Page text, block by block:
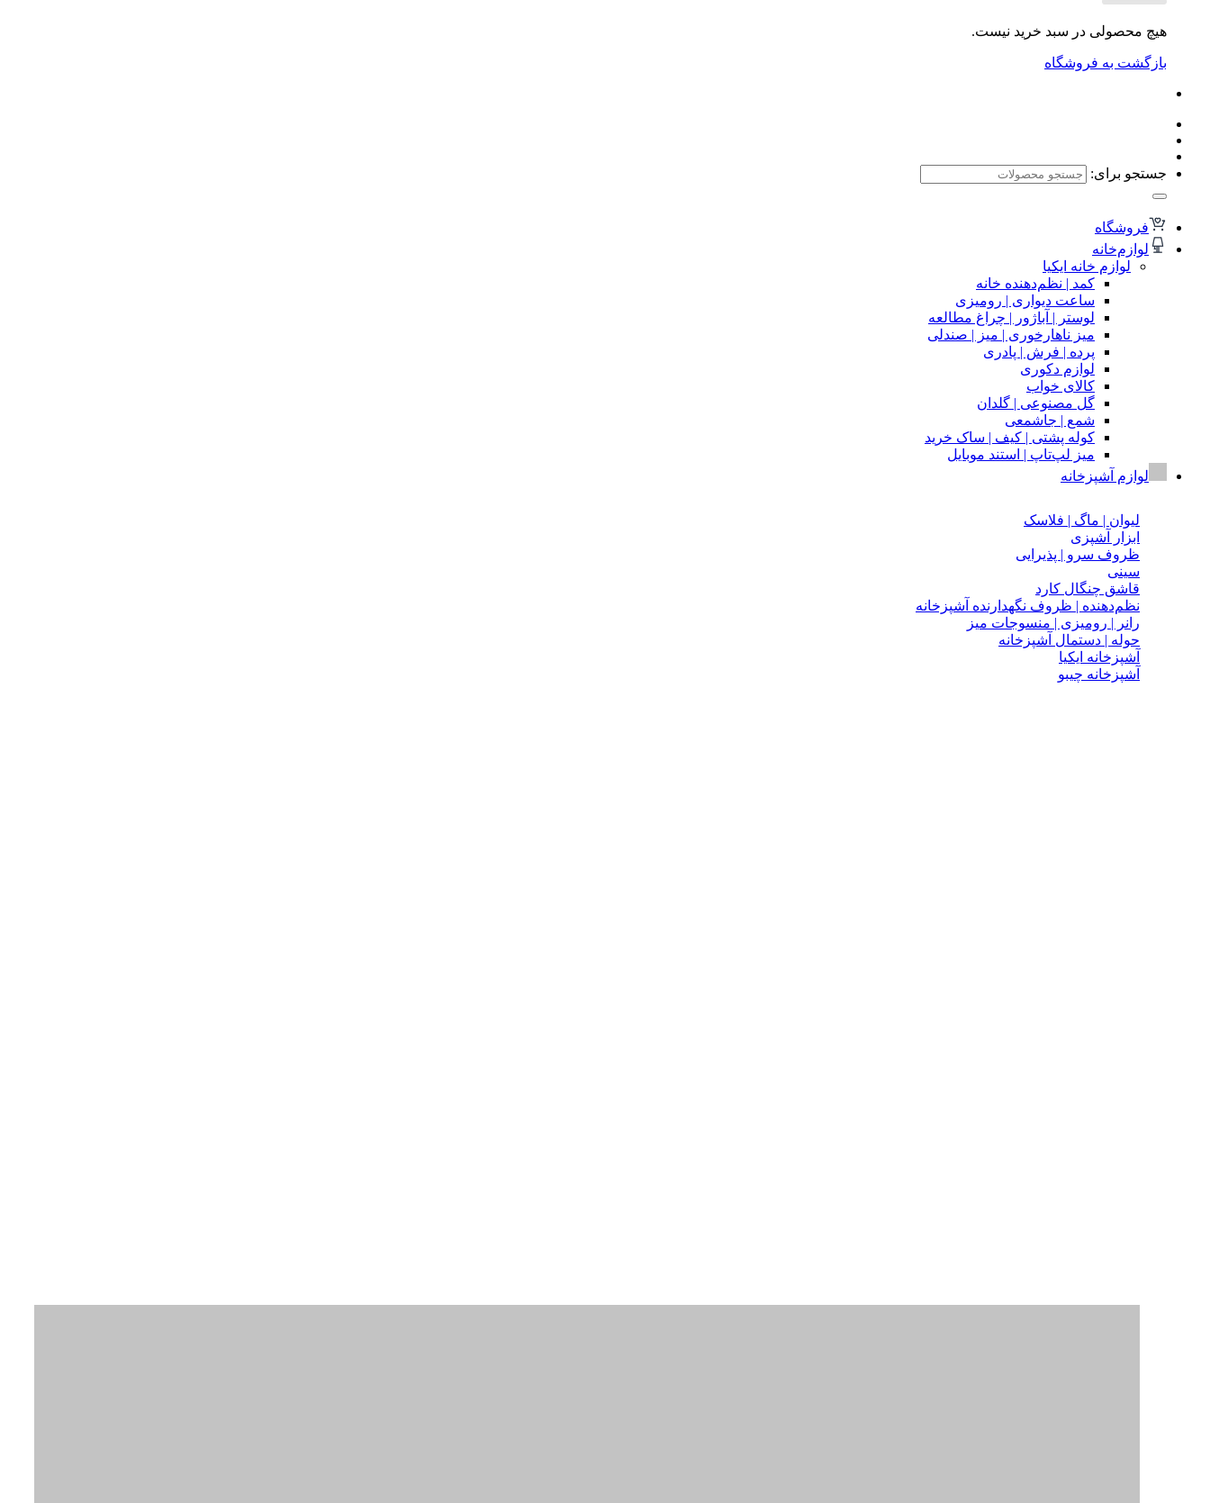
هیچ محصولی در سبد خرید نیست.
بازگشت به فروشگاه
جستجو برای:
فروشگاه
لوازم‌خانه
لوازم خانه ایکیا
کمد | نظم‌دهنده خانه
ساعت دیواری | رومیزی
لوستر | آباژور | چراغ مطالعه
میز ناهارخوری | میز | صندلی
پرده | فرش | پادری
لوازم دکوری
کالای خواب
گل‌ مصنوعی | گلدان
شمع | جاشمعی
کوله پشتی | کیف | ساک خرید
میز لپ‌تاپ | استند موبایل
لوازم آشپزخانه
لیوان | ماگ | فلاسک
ابزار آشپزی
ظروف سرو | پذیرایی
سینی
قاشق‌ چنگال کارد
نظم‌دهنده | ظروف نگهدارنده آشپزخانه
رانر | رومیزی | منسوجات میز
حوله | دستمال آشپزخانه
آشپزخانه ایکیا
آشپزخانه چیبو